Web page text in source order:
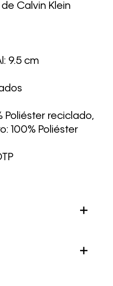
Calvin Klein
9.5 cm
Poliéster reciclado,
100% Poliéster